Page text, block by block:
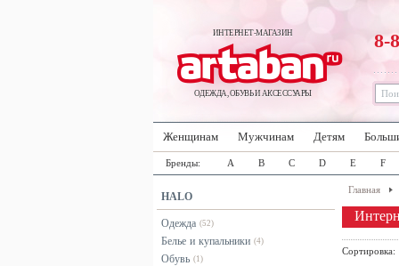
ИНТЕРНЕТ-МАГАЗИН
ОДЕЖДА, ОБУВЬ И АКСЕССУАРЫ
8-
Женщинам Мужчинам Детям
Бренды: A B C D E F
HALO
Одежда (52)
Белье и купальники (4)
Обувь (1)
Главная